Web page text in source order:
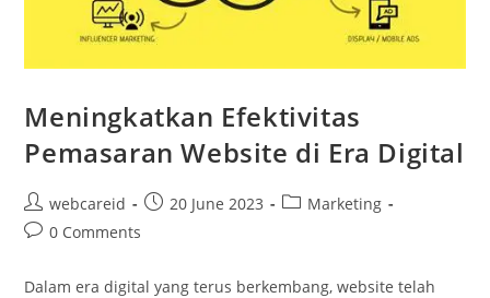
Meningkatkan Efektivitas
Pemasaran Website di Era Digital
webcareid 20 June 2023
Marketing
0 Comments
Dalam era digital yang terus berkembang, website telah